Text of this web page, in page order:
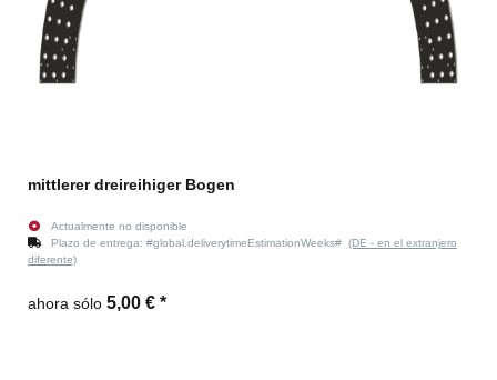
mittlerer dreireihiger Bogen
Actualmente no disponible
Plazo de entrega: #global.deliverytimeEstimationWeeks# (DE - en el extranjero
diferente)
ahora sólo 5,00 € *